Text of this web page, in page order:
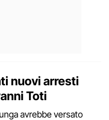
nuovi arresti
Toti
avrebbe versato